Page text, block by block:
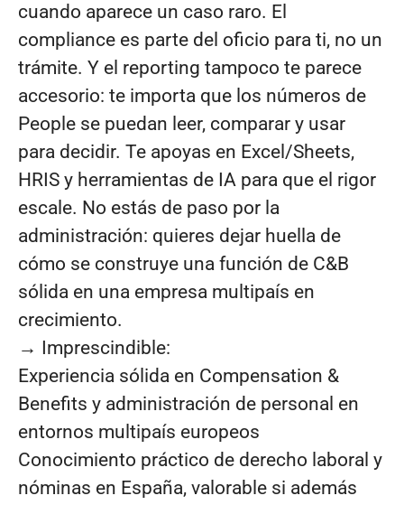
cuando aparece un caso raro. El
compliance es parte del oficio para ti, no un
trámite. Y el reporting tampoco te parece
accesorio: te importa que los números de
People se puedan leer, comparar y usar
para decidir. Te apoyas en Excel/Sheets,
HRIS y herramientas de IA para que el rigor
escale. No estás de paso por la
administración: quieres dejar huella de
cómo se construye una función de C&B
sólida en una empresa multipaís en
crecimiento.
→ Imprescindible:
Experiencia sólida en Compensation &
Benefits y administración de personal en
entornos multipaís europeos
Conocimiento práctico de derecho laboral y
nóminas en España, valorable si además